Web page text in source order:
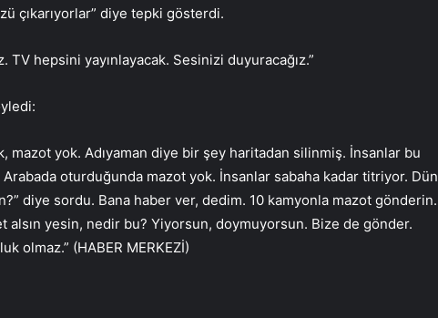
çıkarıyorlar” diye tepki gösterdi.
TV hepsini yayınlayacak. Sesinizi duyuracağız.”
mazot yok. Adıyaman diye bir şey haritadan silinmiş. İnsanlar bu
oturduğunda mazot yok. İnsanlar sabaha kadar titriyor. Dün
diye sordu. Bana haber ver, dedim. 10 kamyonla mazot gönderin.
alsın yesin, nedir bu? Yiyorsun, doymuyorsun. Bize de gönder.
olmaz.” (HABER MERKEZİ)